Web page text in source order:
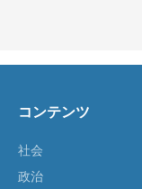
コンテンツ
社会
政治